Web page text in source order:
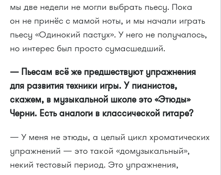
мы две недели не могли выбрать пьесу. Пока
он не принёс с мамой ноты, и мы начали играть
пьесу «Одинокий пастух». У него не получалось,
но интерес был просто сумасшедший.
— Пьесам всё же предшествуют упражнения
для развития техники игры. У пианистов,
скажем, в музыкальной школе это «Этюды»
Черни. Есть аналоги в классической гитаре?
— У меня не этюды, а целый цикл хроматических
упражнений — это такой «домузыкальный»,
некий тестовый период. Это упражнения,